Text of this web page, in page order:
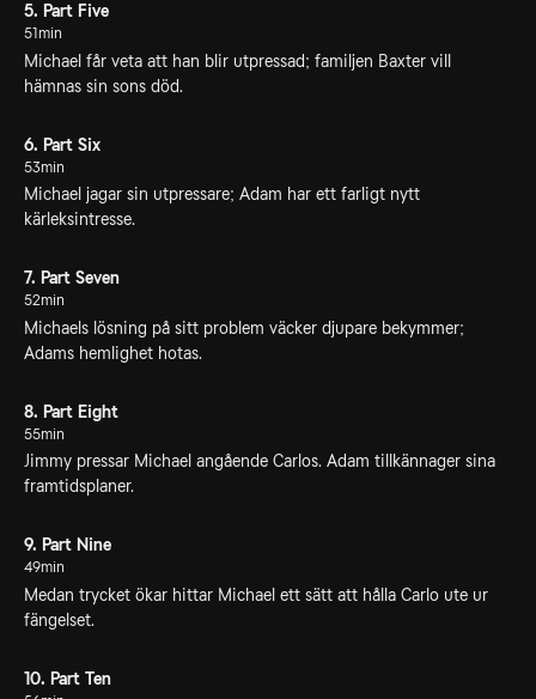
5. Part Five
51min
Michael får veta att han blir utpressad; familjen Baxter vill
hämnas sin sons död.
6. Part Six
53min
Michael jagar sin utpressare; Adam har ett farligt nytt
kärleksintresse.
7. Part Seven
52min
Michaels lösning på sitt problem väcker djupare bekymmer;
Adams hemlighet hotas.
8. Part Eight
55min
Jimmy pressar Michael angående Carlos. Adam tillkännager sina
framtidsplaner.
9. Part Nine
49min
Medan trycket ökar hittar Michael ett sätt att hålla Carlo ute ur
fängelset.
10. Part Ten